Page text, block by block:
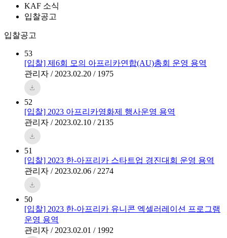
KAF 소식
입찰공고
입찰공고
53
[입찰] 제6회 모의 아프리카연합(AU)총회 운영 용역
관리자 / 2023.02.20 / 1975
52
[입찰] 2023 아프리카영화제 행사운영 용역
관리자 / 2023.02.10 / 2135
51
[입찰] 2023 한-아프리카 스타트업 경진대회 운영 용역
관리자 / 2023.02.06 / 2274
50
[입찰] 2023 한-아프리카 유니콘 엑셀러레이션 프로그램
운영 용역
관리자 / 2023.02.01 / 1992